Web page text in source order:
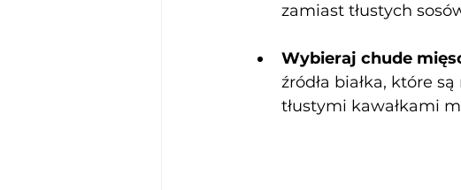
zamiast tłustych
Wybieraj chude
źródła białka, które
tłustymi kawałkami